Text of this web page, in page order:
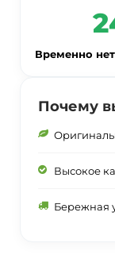
Временно
Почему
Высокое
Бережная